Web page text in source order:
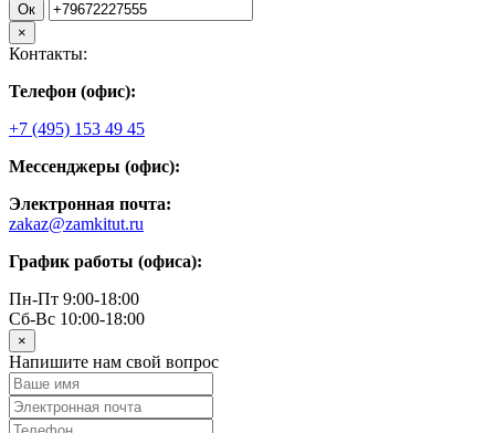
Ок
×
Контакты:
Телефон (офис):
+7 (495) 153 49 45
Мессенджеры (офис):
Электронная почта:
zakaz@zamkitut.ru
График работы (офиса):
Пн-Пт 9:00-18:00
Сб-Вс 10:00-18:00
×
Напишите нам свой вопрос